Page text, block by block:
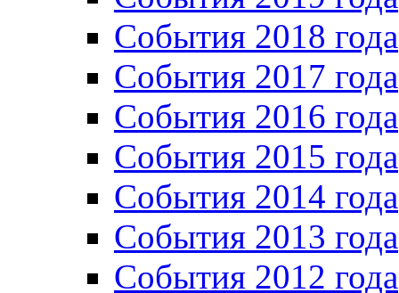
События 2018 года
События 2017 года
События 2016 года
События 2015 года
События 2014 года
События 2013 года
События 2012 года